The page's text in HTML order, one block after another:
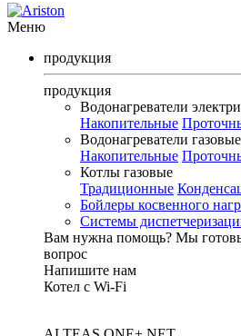
Меню
продукция
продукция
Водонагреватели
Накопительные
Водонагреватели газовые
Накопительные
Котлы газовые
Традиционные
Бойлеры косвенного
Системы
Вам нужна помощь? Мы
вопрос
Напишите нам
Котел с Wi-Fi